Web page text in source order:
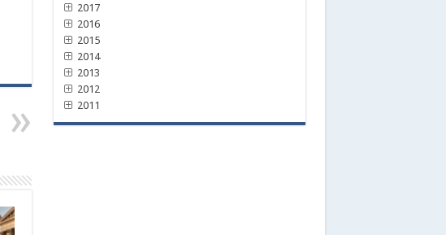
2017
2016
2015
2014
2013
2012
2011